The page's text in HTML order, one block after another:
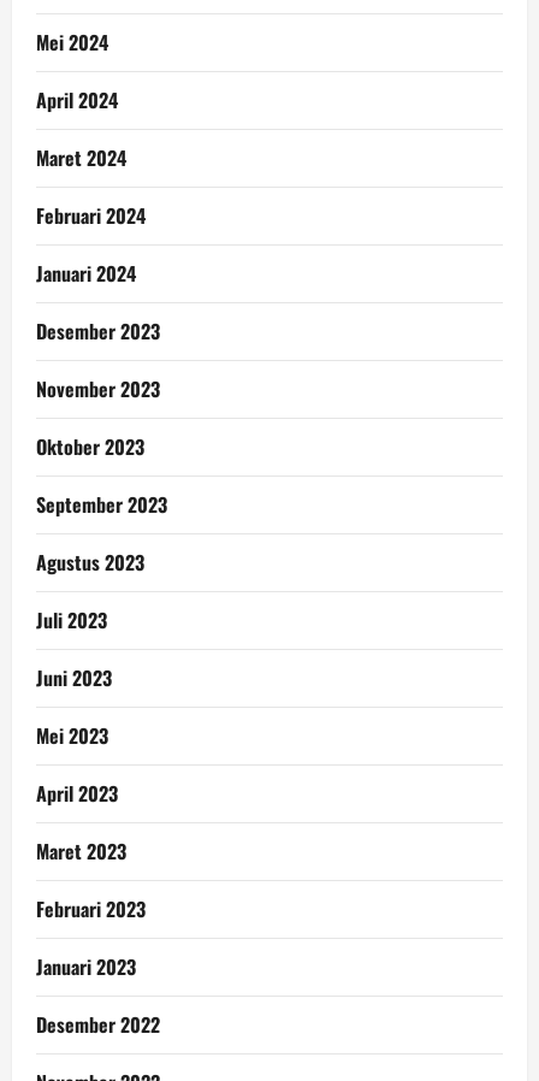
Mei 2024
April 2024
Maret 2024
Februari 2024
Januari 2024
Desember 2023
November 2023
Oktober 2023
September 2023
Agustus 2023
Juli 2023
Juni 2023
Mei 2023
April 2023
Maret 2023
Februari 2023
Januari 2023
Desember 2022